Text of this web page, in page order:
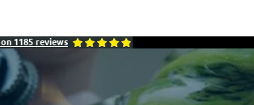
1185 reviews